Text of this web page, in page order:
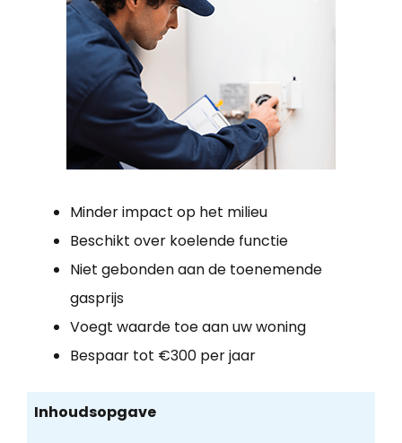
Minder impact op het milieu
Beschikt over koelende functie
Niet gebonden aan de toenemende
gasprijs
Voegt waarde toe aan uw woning
Bespaar tot €300 per jaar
Inhoudsopgave